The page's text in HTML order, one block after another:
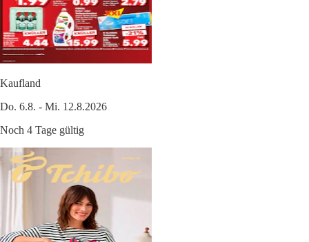
Kaufland
Do. 6.8. - Mi. 12.8.2026
Noch 4 Tage gültig